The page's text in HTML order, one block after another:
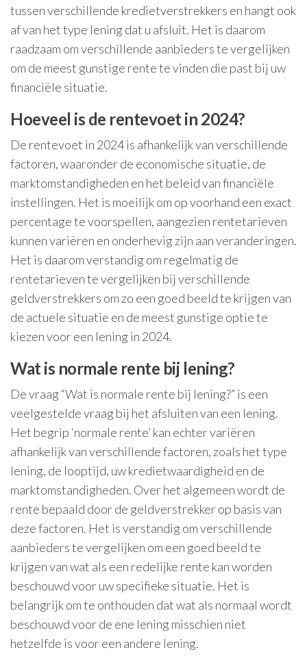
tussen verschillende kredietverstrekkers en hangt ook
af van het type lening dat u afsluit. Het is daarom
raadzaam om verschillende aanbieders te vergelijken
om de meest gunstige rente te vinden die past bij uw
financiële situatie.
Hoeveel is de rentevoet in 2024?
De rentevoet in 2024 is afhankelijk van verschillende
factoren, waaronder de economische situatie, de
marktomstandigheden en het beleid van financiële
instellingen. Het is moeilijk om op voorhand een exact
percentage te voorspellen, aangezien rentetarieven
kunnen variëren en onderhevig zijn aan veranderingen.
Het is daarom verstandig om regelmatig de
rentetarieven te vergelijken bij verschillende
geldverstrekkers om zo een goed beeld te krijgen van
de actuele situatie en de meest gunstige optie te
kiezen voor een lening in 2024.
Wat is normale rente bij lening?
De vraag “Wat is normale rente bij lening?” is een
veelgestelde vraag bij het afsluiten van een lening.
Het begrip ‘normale rente’ kan echter variëren
afhankelijk van verschillende factoren, zoals het type
lening, de looptijd, uw kredietwaardigheid en de
marktomstandigheden. Over het algemeen wordt de
rente bepaald door de geldverstrekker op basis van
deze factoren. Het is verstandig om verschillende
aanbieders te vergelijken om een goed beeld te
krijgen van wat als een redelijke rente kan worden
beschouwd voor uw specifieke situatie. Het is
belangrijk om te onthouden dat wat als normaal wordt
beschouwd voor de ene lening misschien niet
hetzelfde is voor een andere lening.